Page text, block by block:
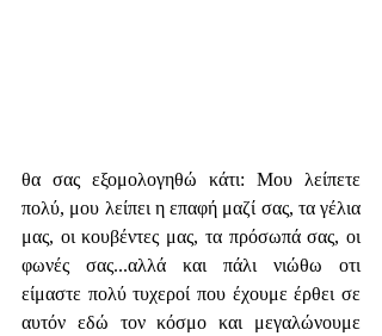
θα σας εξομολογηθώ κάτι: Μου λείπετε
πολύ, μου λείπει η επαφή μαζί σας, τα γέλια
μας, οι κουβέντες μας, τα πρόσωπά σας, οι
φωνές σας...αλλά και πάλι νιώθω οτι
είμαστε πολύ τυχεροί που έχουμε έρθει σε
αυτόν εδώ τον κόσμο και μεγαλώνουμε